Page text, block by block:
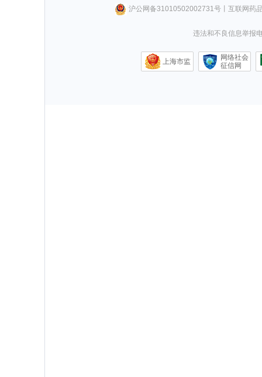
沪公网备31010502002731号丨 互联网药
违法和不良信息举报
上海市监
网络社会
征信网